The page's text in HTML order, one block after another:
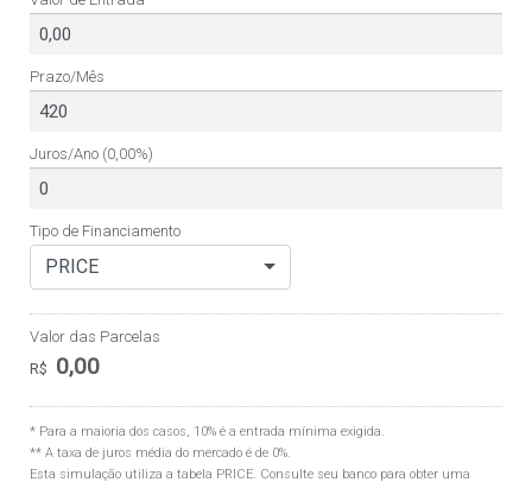
Prazo/Mês
Juros/Ano (0,00%)
Tipo de Financiamento
PRICE
Valor das Parcelas
R$ 0,00
* Para a maioria dos casos, 10% é a entrada mínima exigida.
** A taxa de juros média do mercado é de 0%.
Esta simulação utiliza a tabela PRICE. Consulte seu banco para obter uma